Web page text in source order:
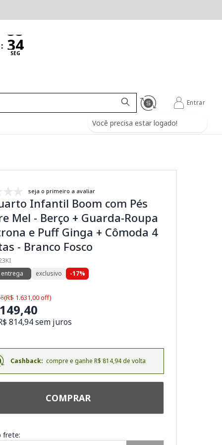
:
SEG
Você precisa estar logado!
Entrar
seja o primeiro a avaliar
Infantil Boom com Pés
Mel - Berço + Guarda-Roupa
e Puff Ginga + Cômoda 4
- Branco Fosco
exclusivo -17%
(R$ 1.631,00 off)
814,94 sem juros
Cashback: compre e ganhe R$ 814,94 de volta
COMPRAR
frete: